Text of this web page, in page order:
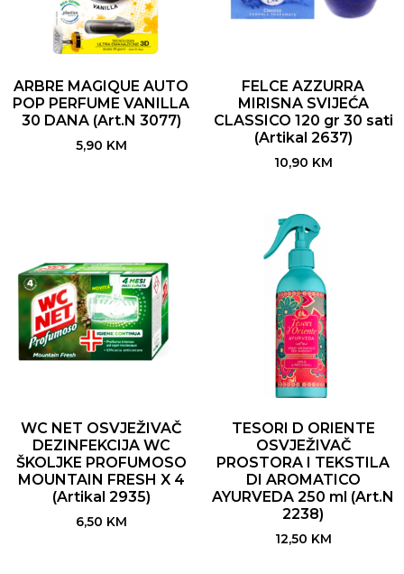
ARBRE MAGIQUE AUTO
POP PERFUME VANILLA
30 DANA (Art.N 3077)
5,90 KM
FELCE AZZURRA
MIRISNA SVIJEĆA
CLASSICO 120 gr 30 sati
(Artikal 2637)
10,90 KM
WC NET OSVJEŽIVAČ
DEZINFEKCIJA WC
ŠKOLJKE PROFUMOSO
MOUNTAIN FRESH X 4
(Artikal 2935)
6,50 KM
TESORI D ORIENTE
OSVJEŽIVAČ
PROSTORA I TEKSTILA
DI AROMATICO
AYURVEDA 250 ml (Art.N
2238)
12,50 KM